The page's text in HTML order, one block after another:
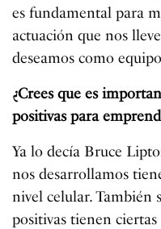
es fundamental para
actuación que nos
deseamos como
¿Crees que es
positivas para
Ya lo decía Bruce
nos desarrollamos
nivel celular. También
positivas tienen